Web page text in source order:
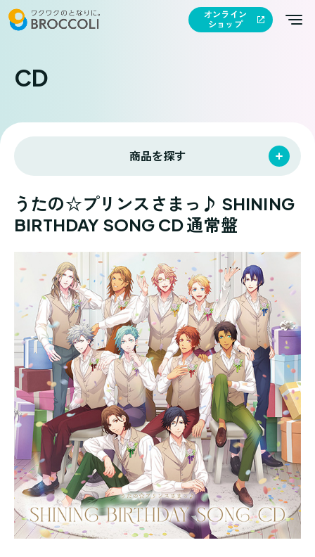
オンライン
ショップ
CD
商品を探す
うたの☆プリンスさまっ♪ SHINING
BIRTHDAY SONG CD 通常盤